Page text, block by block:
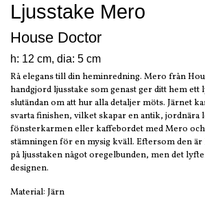
Ljusstake Mero
House Doctor
h: 12 cm, dia: 5 cm
Rå elegans till din heminredning. Mero från
handgjord ljusstake som genast ger ditt hem ett
slutändan om att hur alla detaljer möts. Järnet
svarta finishen, vilket skapar en antik,
fönsterkarmen eller kaffebordet med Mero och
stämningen för en mysig kväll. Eftersom den
på ljusstaken något oregelbunden, men det
designen.
Material: Järn